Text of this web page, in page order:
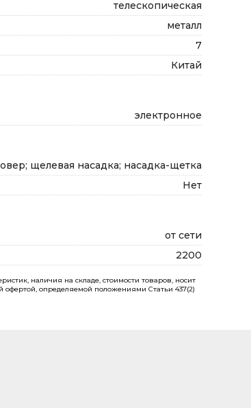
телескопическая
металл
7
Китай
электронное
щелевая насадка; насадка-щетка
Нет
от сети
2200
наличия на складе, стоимости товаров, носит
определяемой положениями Статьи 437(2)